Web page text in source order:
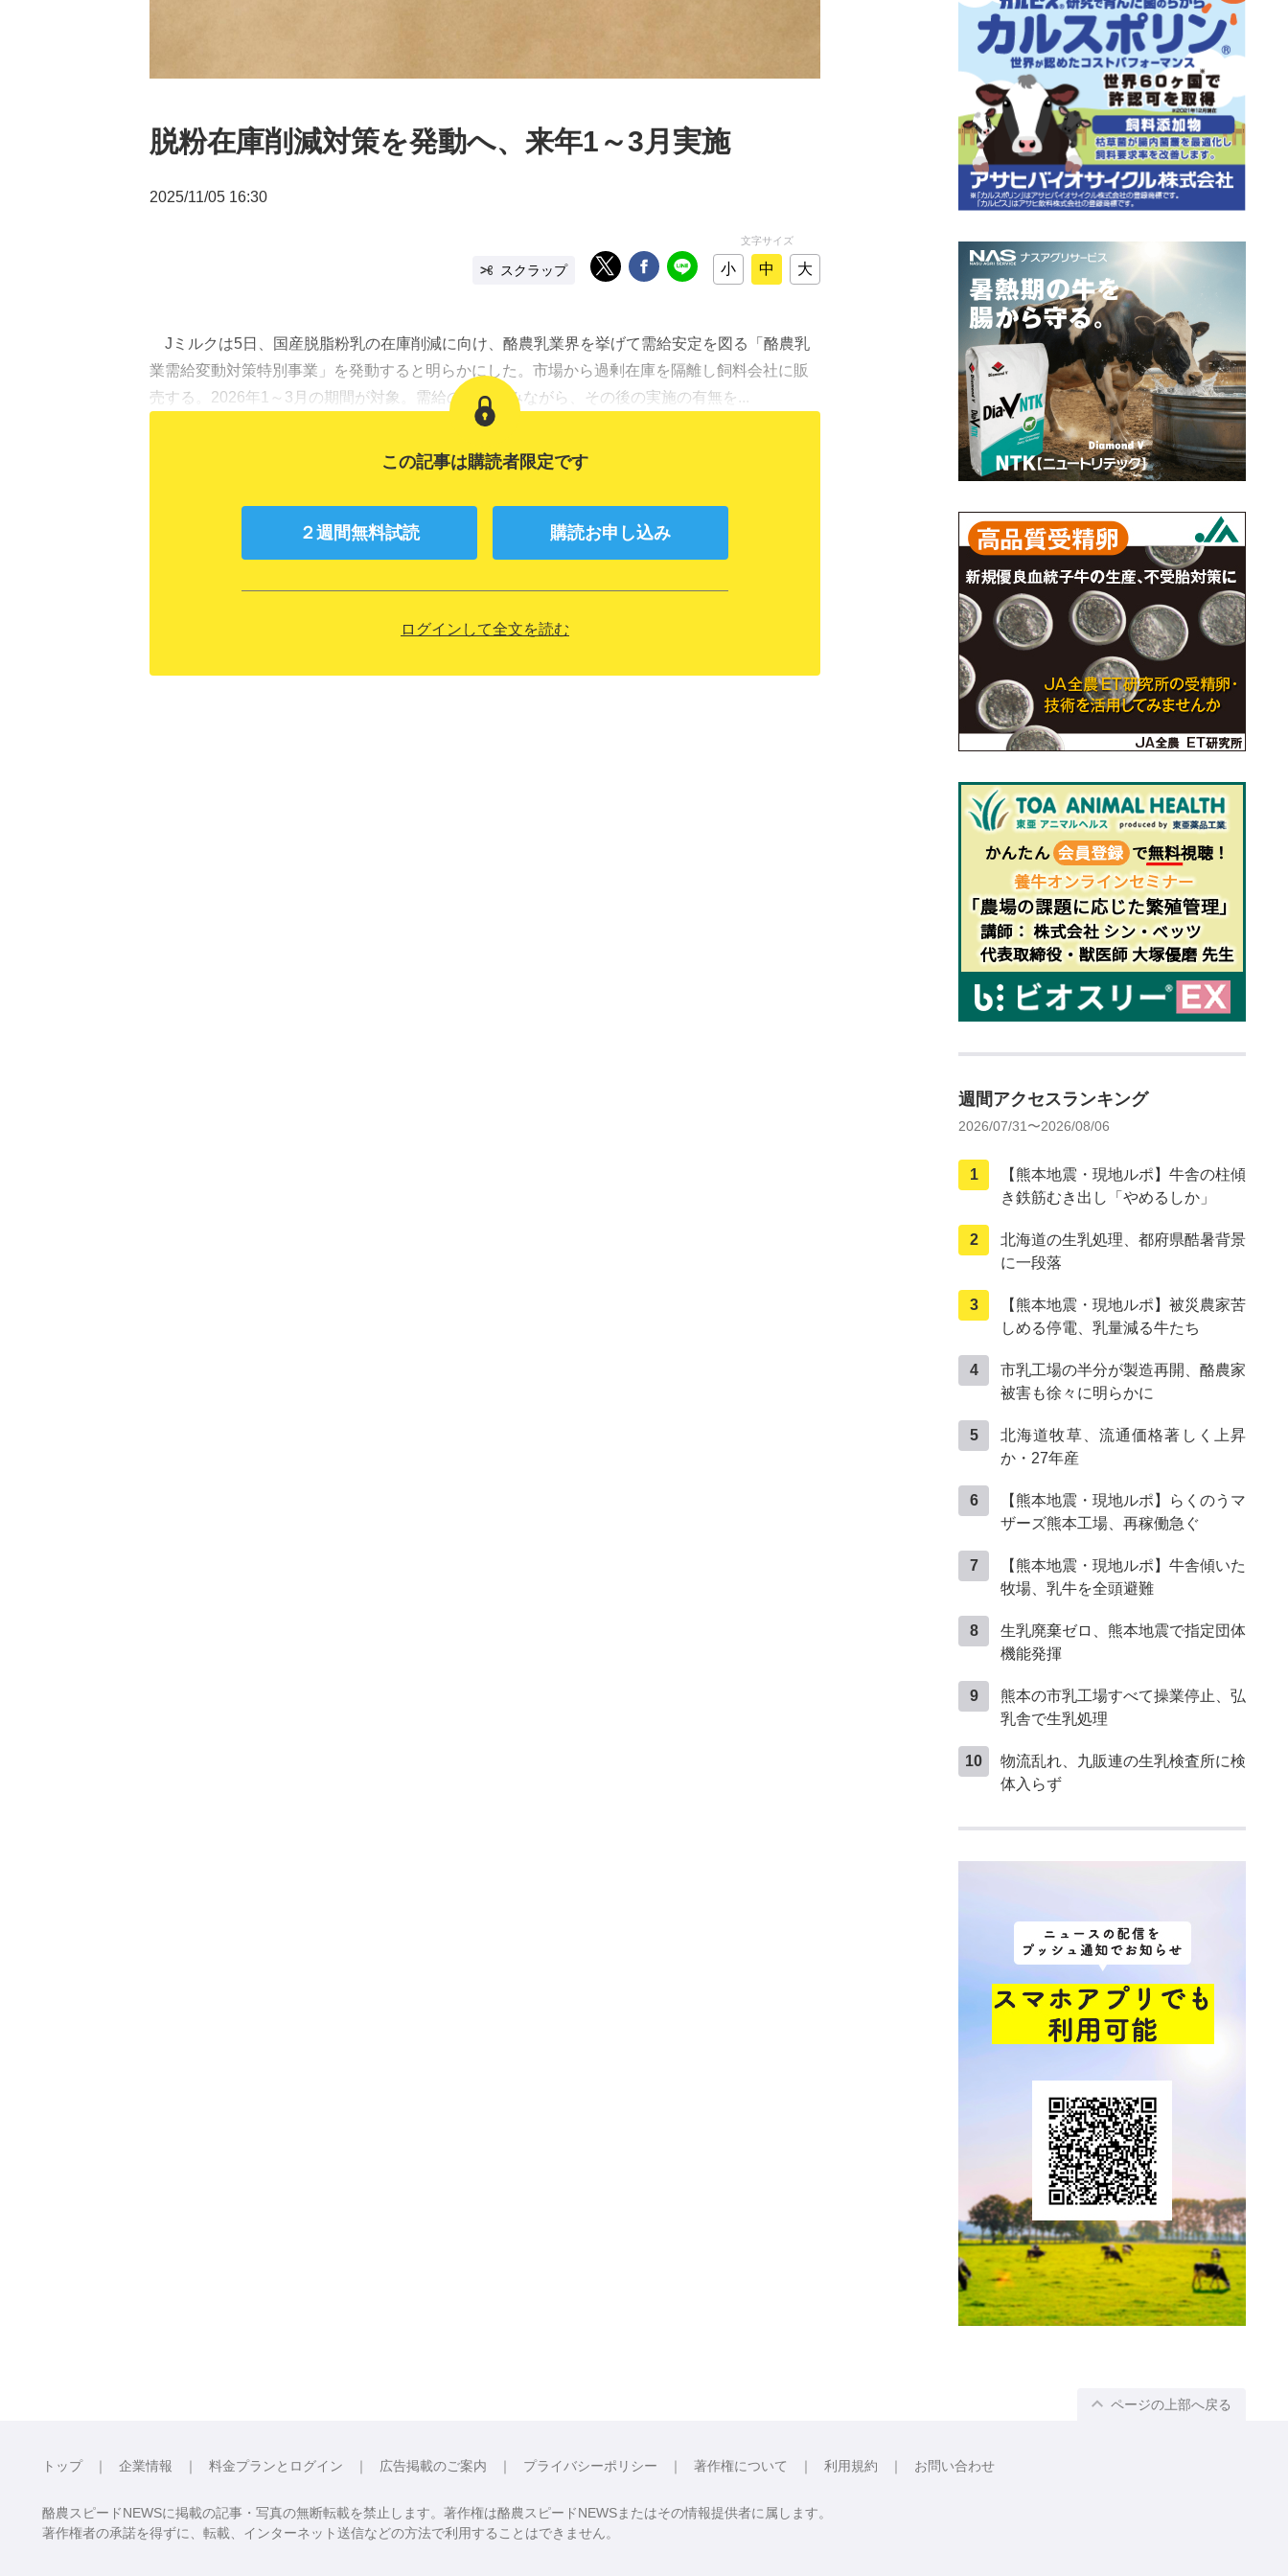
脱粉在庫削減対策を発動へ、来年1～3月実施
2025/11/05 16:30
スクラップ
文字サイズ
小 中 大
Jミルクは5日、国産脱脂粉乳の在庫削減に向け、酪農乳業界を挙げて需給安定を図る「酪農乳
業需給変動対策特別事業」を発動すると明らかにした。市場から過剰在庫を隔離し飼料会社に販
売する。2026年1～3月の期間が対象。需給の動向をみながら、その後の実施の有無を...
この記事は購読者限定です
２週間無料試読 購読お申し込み
ログインして全文を読む
週間アクセスランキング
2026/07/31〜2026/08/06
【熊本地震・現地ルポ】牛舎の柱傾
き鉄筋むき出し「やめるしか」
北海道の生乳処理、都府県酷暑背景
に一段落
【熊本地震・現地ルポ】被災農家苦
しめる停電、乳量減る牛たち
市乳工場の半分が製造再開、酪農家
被害も徐々に明らかに
北海道牧草、流通価格著しく上昇
か・27年産
【熊本地震・現地ルポ】らくのうマ
ザーズ熊本工場、再稼働急ぐ
【熊本地震・現地ルポ】牛舎傾いた
牧場、乳牛を全頭避難
生乳廃棄ゼロ、熊本地震で指定団体
機能発揮
熊本の市乳工場すべて操業停止、弘
乳舎で生乳処理
物流乱れ、九販連の生乳検査所に検
体入らず
トップ 企業情報 料金プランとログイン 広告掲載のご案内 プライバシーポリシー 著作権について 利用規約 お問い合わせ
酪農スピードNEWSに掲載の記事・写真の無断転載を禁止します。著作権は酪農スピードNEWSまたはその情報提供者に属します。
著作権者の承諾を得ずに、転載、インターネット送信などの方法で利用することはできません。
ページの上部へ戻る